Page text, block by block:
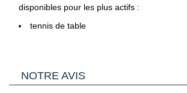
les boissons incluses durant les repas
bière, sodas, boissons sans alcool, eau,
les boissons incluses dans les
alcoolisées, vin, sangria, bière, sodas,
*Les horaires sont communiqués à titre
disponibles pour les plus actifs :
tennis de table
tir à la carabine
NOTRE AVIS